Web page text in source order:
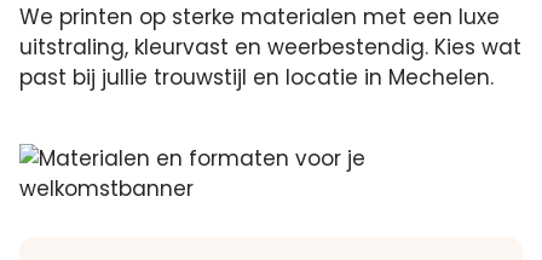
We printen op sterke materialen met een luxe
uitstraling, kleurvast en weerbestendig. Kies wat
past bij jullie trouwstijl en locatie in Mechelen.